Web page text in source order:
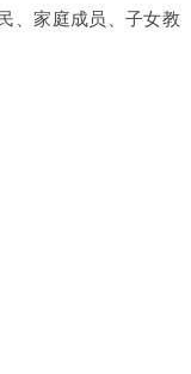
、家庭成员、子女教